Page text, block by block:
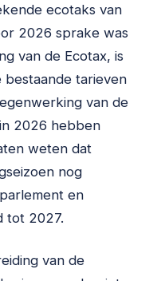
ecotaks van
2026 sprake was
van de Ecotax, is
bestaande tarieven
van de
2026 hebben
weten dat
nog
en
tot 2027.
van de